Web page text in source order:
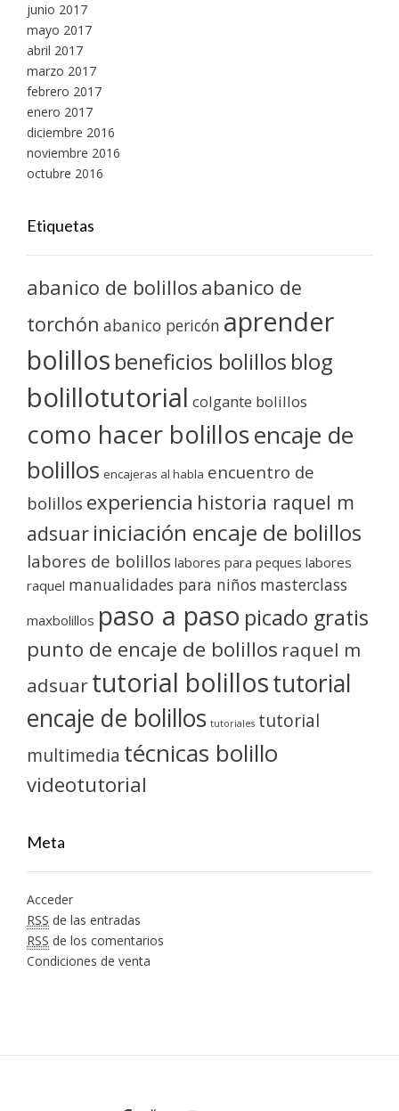
junio 2017
mayo 2017
abril 2017
marzo 2017
febrero 2017
enero 2017
diciembre 2016
noviembre 2016
octubre 2016
Etiquetas
abanico de bolillos abanico de
torchón abanico pericón aprender
bolillos beneficios bolillos blog
bolillotutorial colgante bolillos
como hacer bolillosencaje de
bolillos encajeras al habla encuentro de
bolillos experiencia historia raquel m
adsuar iniciación encaje de bolillos
labores de bolillos labores para peques labores
raquel manualidades para niños masterclass
maxbolillos paso a paso picado gratis
punto de encaje de bolillos raquel m
adsuartutorial bolillostutorial
encaje de bolillos tutoriales tutorial
multimedia técnicas bolillo
videotutorial
Meta
Acceder
RSS de las entradas
RSS de los comentarios
Condiciones de venta